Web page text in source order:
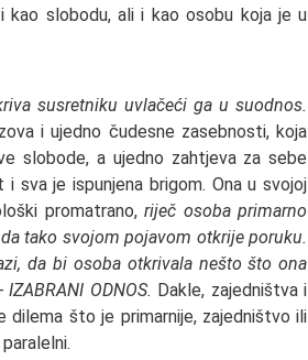
kao slobodu, ali i kao osobu koja je u
susretniku uvlačeći ga u suodnos.
i ujedno čudesne zasebnosti, koja
slobode, a ujedno zahtjeva za sebe
sva je ispunjena brigom. Ona u svojoj
promatrano,riječ osoba primarno
tako svojom pojavom otkrije poruku.
da bi osoba otkrivala nešto što ona
ODNOS. Dakle, zajedništva i
dilema što je primarnije, zajedništvo ili